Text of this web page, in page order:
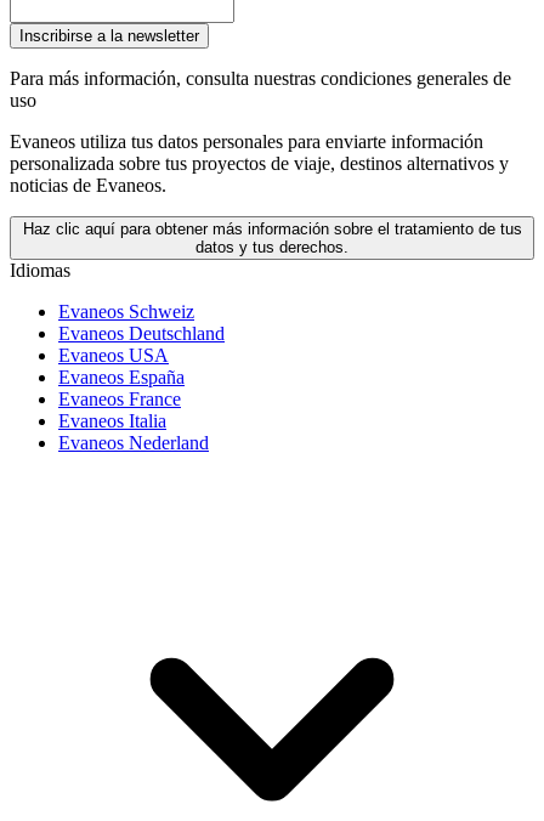
Inscribirse a la newsletter
Para más información, consulta nuestras condiciones generales de
uso
Evaneos utiliza tus datos personales para enviarte información
personalizada sobre tus proyectos de viaje, destinos alternativos y
noticias de Evaneos.
Haz clic aquí para obtener más información sobre el tratamiento de tus
datos y tus derechos.
Idiomas
Evaneos Schweiz
Evaneos Deutschland
Evaneos USA
Evaneos España
Evaneos France
Evaneos Italia
Evaneos Nederland